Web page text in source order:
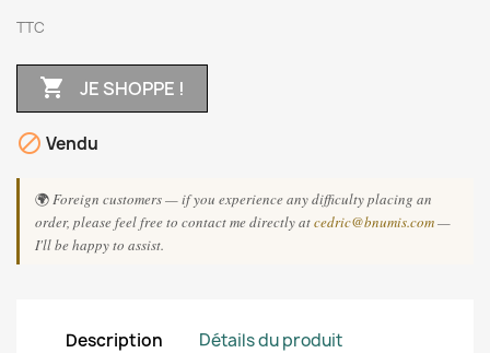
TTC
 JE SHOPPE !
 Vendu
🌍Foreign customers — if you experience any difficulty placing an
order, please feel free to contact me directly atcedric@bnumis.com—
I'll be happy to assist.
Description Détails du produit